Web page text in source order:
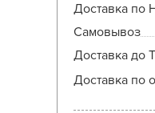
Доставка по
Самовывоз
Доставка до
Доставка по